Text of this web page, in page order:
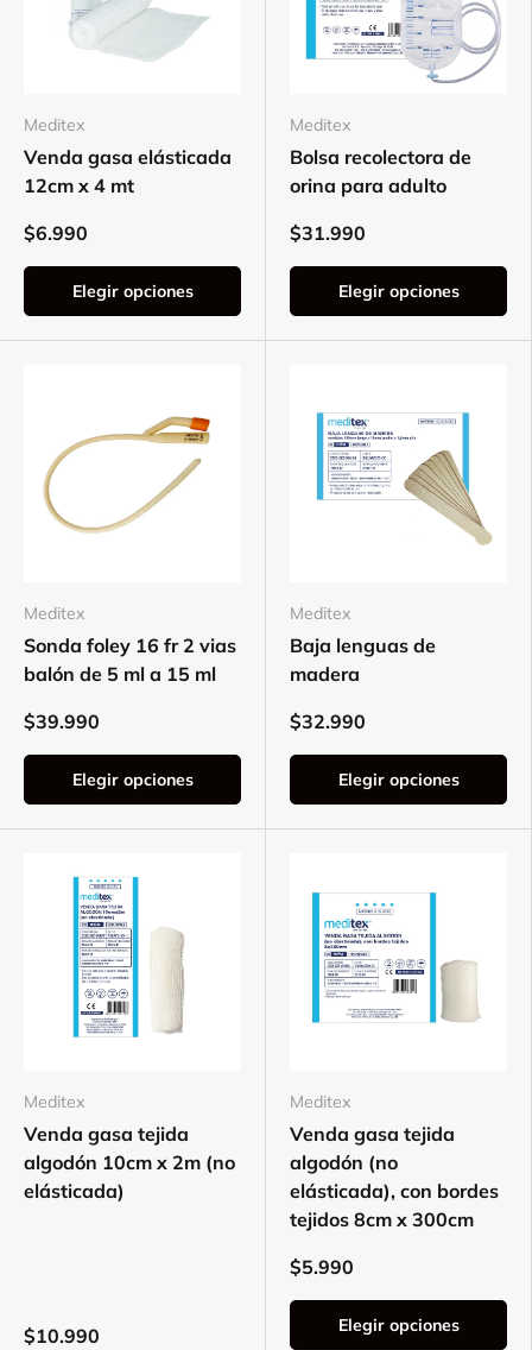
Meditex
Venda gasa elásticada
12cm x 4 mt
$6.990
Elegir opciones
Meditex
Bolsa recolectora de
orina para adulto
$31.990
Elegir opciones
Meditex
Sonda foley 16 fr 2 vias
balón de 5 ml a 15 ml
$39.990
Elegir opciones
Meditex
Baja lenguas de
madera
$32.990
Elegir opciones
Meditex
Venda gasa tejida
algodón 10cm x 2m (no
elásticada)
$10.990
Meditex
Venda gasa tejida
algodón (no
elásticada), con bordes
tejidos 8cm x 300cm
$5.990
Elegir opciones